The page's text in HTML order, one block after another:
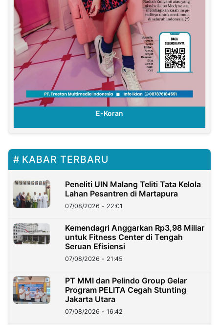
E-Koran
KABAR TERBARU
Peneliti UIN Malang Teliti Tata Kelola
Lahan Pesantren di Martapura
07/08/2026 - 22:01
Kemendagri Anggarkan Rp3,98 Miliar
untuk Fitness Center di Tengah
Seruan Efisiensi
07/08/2026 - 21:45
PT MMI dan Pelindo Group Gelar
Program PELITA Cegah Stunting
Jakarta Utara
07/08/2026 - 16:42